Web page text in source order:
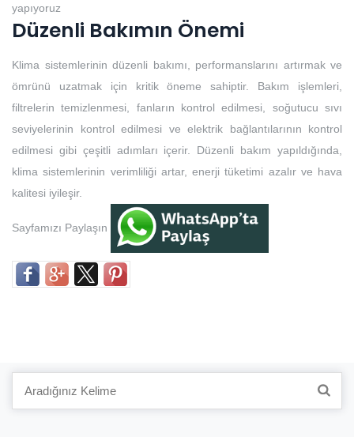
yapıyoruz
Düzenli Bakımın Önemi
Klima sistemlerinin düzenli bakımı, performanslarını artırmak ve
ömrünü uzatmak için kritik öneme sahiptir. Bakım işlemleri,
filtrelerin temizlenmesi, fanların kontrol edilmesi, soğutucu sıvı
seviyelerinin kontrol edilmesi ve elektrik bağlantılarının kontrol
edilmesi gibi çeşitli adımları içerir. Düzenli bakım yapıldığında,
klima sistemlerinin verimliliği artar, enerji tüketimi azalır ve hava
kalitesi iyileşir.
Sayfamızı Paylaşın